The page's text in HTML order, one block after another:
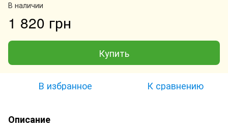
В наличии
1 820 грн
Купить
В избранное К сравнению
Описание